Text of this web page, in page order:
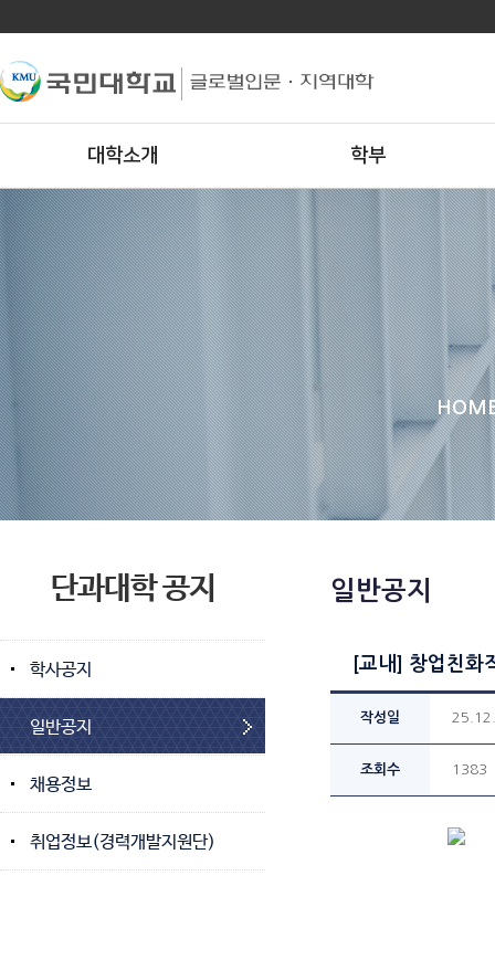
대학소개 학부
단과대학 공지
학사공지
일반공지
채용정보
취업정보(경력개발지원단)
일반공지
[교내] 창업친화
작성일
조회수 1383